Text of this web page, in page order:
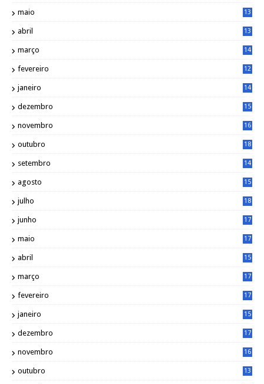
maio
13
abril
13
março
14
fevereiro
12
janeiro
14
dezembro
15
novembro
16
outubro
18
setembro
14
agosto
15
julho
18
junho
17
maio
17
abril
15
março
17
fevereiro
17
janeiro
15
dezembro
17
novembro
16
outubro
13